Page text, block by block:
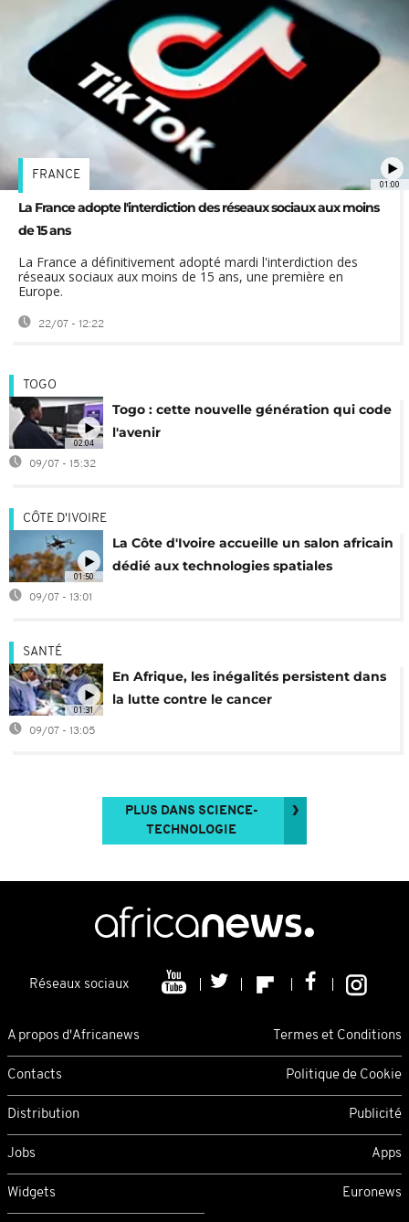
01:00
FRANCE
La France adopte l'interdiction des réseaux sociaux aux moins
de 15 ans
La France a définitivement adopté mardi l'interdiction des
réseaux sociaux aux moins de 15 ans, une première en
Europe.
22/07 - 12:22
02:04
TOGO
Togo : cette nouvelle génération qui code
l'avenir
09/07 - 15:32
01:50
CÔTE D'IVOIRE
La Côte d'Ivoire accueille un salon africain
dédié aux technologies spatiales
09/07 - 13:01
01:31
SANTÉ
En Afrique, les inégalités persistent dans
la lutte contre le cancer
09/07 - 13:05
PLUS DANS SCIENCE-
TECHNOLOGIE
Réseaux sociaux
A propos d'Africanews Termes et Conditions
Contacts Politique de Cookie
Distribution Publicité
Jobs Apps
Widgets Euronews